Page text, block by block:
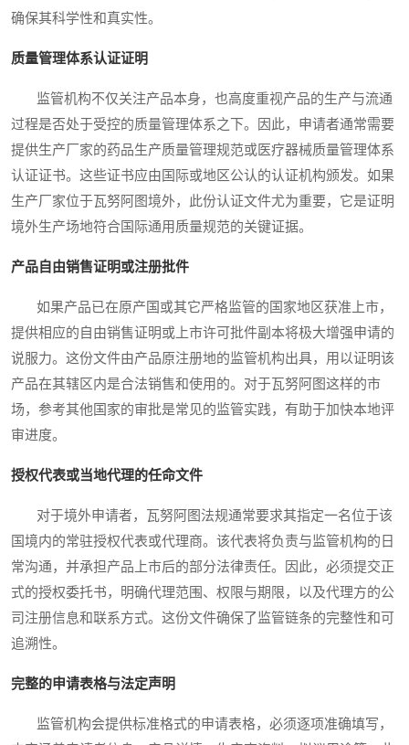
确保其科学性和真实性。
质量管理体系认证证明
监管机构不仅关注产品本身，也高度重视产品的生产与流通
过程是否处于受控的质量管理体系之下。因此，申请者通常需要
提供生产厂家的药品生产质量管理规范或医疗器械质量管理体系
认证证书。这些证书应由国际或地区公认的认证机构颁发。如果
生产厂家位于瓦努阿图境外，此份认证文件尤为重要，它是证明
境外生产场地符合国际通用质量规范的关键证据。
产品自由销售证明或注册批件
如果产品已在原产国或其它严格监管的国家地区获准上市，
提供相应的自由销售证明或上市许可批件副本将极大增强申请的
说服力。这份文件由产品原注册地的监管机构出具，用以证明该
产品在其辖区内是合法销售和使用的。对于瓦努阿图这样的市
场，参考其他国家的审批是常见的监管实践，有助于加快本地评
审进度。
授权代表或当地代理的任命文件
对于境外申请者，瓦努阿图法规通常要求其指定一名位于该
国境内的常驻授权代表或代理商。该代表将负责与监管机构的日
常沟通，并承担产品上市后的部分法律责任。因此，必须提交正
式的授权委托书，明确代理范围、权限与期限，以及代理方的公
司注册信息和联系方式。这份文件确保了监管链条的完整性和可
追溯性。
完整的申请表格与法定声明
监管机构会提供标准格式的申请表格，必须逐项准确填写，